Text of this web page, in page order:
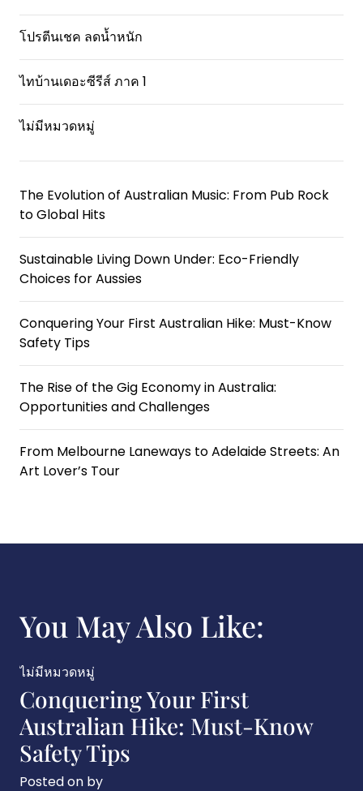
โปรตีนเชค ลดน้ำหนัก
ไทบ้านเดอะซีรีส์ ภาค 1
ไม่มีหมวดหมู่
The Evolution of Australian Music: From Pub Rock
to Global Hits
Sustainable Living Down Under: Eco-Friendly
Choices for Aussies
Conquering Your First Australian Hike: Must-Know
Safety Tips
The Rise of the Gig Economy in Australia:
Opportunities and Challenges
From Melbourne Laneways to Adelaide Streets: An
Art Lover’s Tour
You May Also Like:
ไม่มีหมวดหมู่
Conquering Your First
Australian Hike: Must-Know
Safety Tips
Posted on by